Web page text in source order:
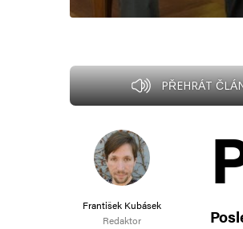
PŘEHRÁT
František Kubásek
Redaktor